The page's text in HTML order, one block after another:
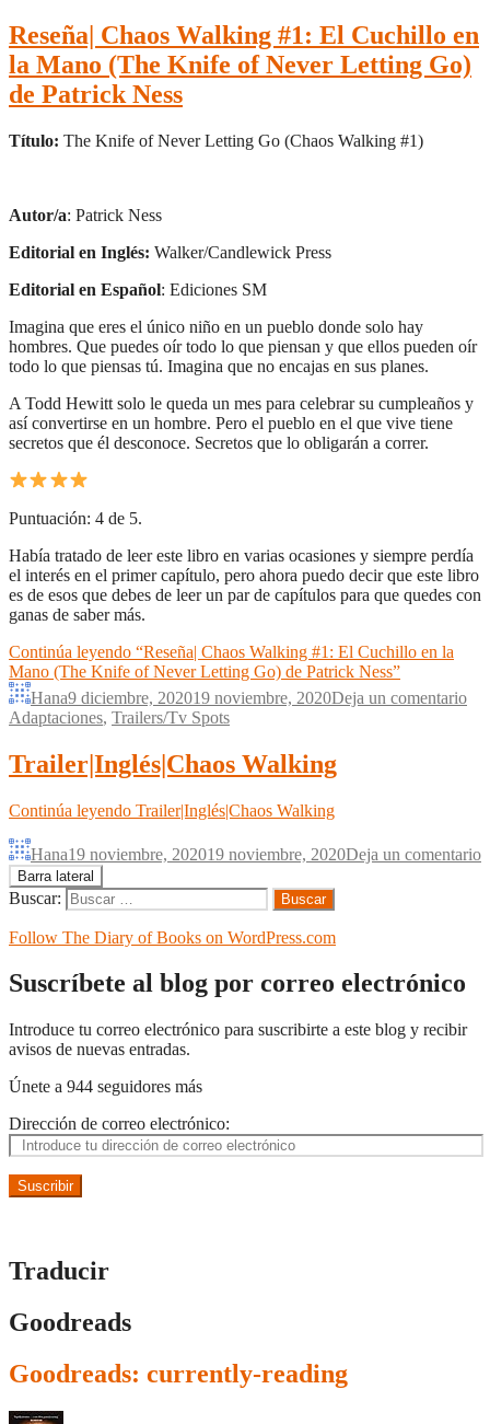
Reseña| Chaos Walking #1: El Cuchillo en
la Mano (The Knife of Never Letting Go)
de Patrick Ness
Título: The Knife of Never Letting Go (Chaos Walking #1)
Autor/a: Patrick Ness
Editorial en Inglés: Walker/Candlewick Press
Editorial en Español: Ediciones SM
Imagina que eres el único niño en un pueblo donde solo hay
hombres. Que puedes oír todo lo que piensan y que ellos pueden oír
todo lo que piensas tú. Imagina que no encajas en sus planes.
A Todd Hewitt solo le queda un mes para celebrar su cumpleaños y
así convertirse en un hombre. Pero el pueblo en el que vive tiene
secretos que él desconoce. Secretos que lo obligarán a correr.
Puntuación: 4 de 5.
Había tratado de leer este libro en varias ocasiones y siempre perdía
el interés en el primer capítulo, pero ahora puedo decir que este libro
es de esos que debes de leer un par de capítulos para que quedes con
ganas de saber más.
Continúa leyendo “Reseña| Chaos Walking #1: El Cuchillo en la
Mano (The Knife of Never Letting Go) de Patrick Ness”
Hana9 diciembre, 202019 noviembre, 2020Deja un comentario
Adaptaciones, Trailers/Tv Spots
Trailer|Inglés|Chaos Walking
Continúa leyendo Trailer|Inglés|Chaos Walking
Hana19 noviembre, 202019 noviembre, 2020Deja un comentario
Barra lateral
Buscar:
Follow The Diary of Books on WordPress.com
Suscríbete al blog por correo electrónico
Introduce tu correo electrónico para suscribirte a este blog y recibir
avisos de nuevas entradas.
Únete a 944 seguidores más
Dirección de correo electrónico:
Suscribir
Traducir
Goodreads
Goodreads: currently-reading